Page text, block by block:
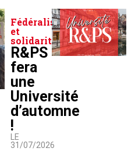
Fédéralisme
et
solidarité
R&PS
fera
une
Université
d’automne
!
LE
31/07/2026